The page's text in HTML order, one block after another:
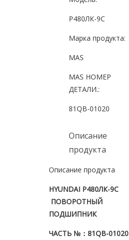
Р480ЛК-9С
Марка продукта:
MAS
MAS НОМЕР
ДЕТАЛИ.:
81QB-01020
Описание
продукта
Описание продукта
HYUNDAI Р480ЛК-9С
ПОВОРОТНЫЙ
ПОДШИПНИК
ЧАСТЬ № ：81QB-01020